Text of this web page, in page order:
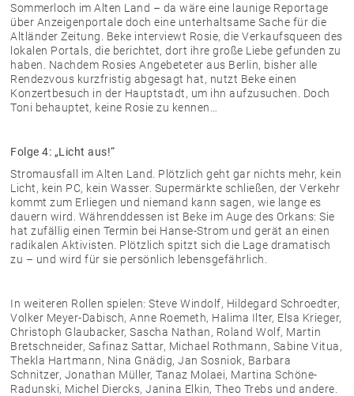
Sommerloch im Alten Land – da wäre eine launige Reportage
über Anzeigenportale doch eine unterhaltsame Sache für die
Altländer Zeitung. Beke interviewt Rosie, die Verkaufsqueen des
lokalen Portals, die berichtet, dort ihre große Liebe gefunden zu
haben. Nachdem Rosies Angebeteter aus Berlin, bisher alle
Rendezvous kurzfristig abgesagt hat, nutzt Beke einen
Konzertbesuch in der Hauptstadt, um ihn aufzusuchen. Doch
Toni behauptet, keine Rosie zu kennen…
Folge 4: „Licht aus!“
Stromausfall im Alten Land. Plötzlich geht gar nichts mehr, kein
Licht, kein PC, kein Wasser. Supermärkte schließen, der Verkehr
kommt zum Erliegen und niemand kann sagen, wie lange es
dauern wird. Währenddessen ist Beke im Auge des Orkans: Sie
hat zufällig einen Termin bei Hanse-Strom und gerät an einen
radikalen Aktivisten. Plötzlich spitzt sich die Lage dramatisch
zu – und wird für sie persönlich lebensgefährlich.
In weiteren Rollen spielen: Steve Windolf, Hildegard Schroedter,
Volker Meyer-Dabisch, Anne Roemeth, Halima Ilter, Elsa Krieger,
Christoph Glaubacker, Sascha Nathan, Roland Wolf, Martin
Bretschneider, Safinaz Sattar, Michael Rothmann, Sabine Vitua,
Thekla Hartmann, Nina Gnädig, Jan Sosniok, Barbara
Schnitzer, Jonathan Müller, Tanaz Molaei, Martina Schöne-
Radunski, Michel Diercks, Janina Elkin, Theo Trebs und andere.